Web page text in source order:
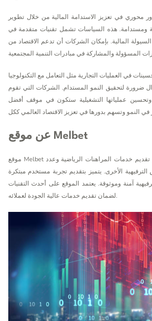
محوري في تعزيز الاستدامة المالية من خلال تطوير
ومستدامة. هذه السياسات تشمل تقنيات متقدمة في
المالية. بإمكان الشركات أن تدعم الاقتصاد من
في العمليات التجارية مثل التعامل مع التكنولوجيا
ضرورة لتحقيق النمو المستدام. الشركات التي تقوم
وتحسين عملياتها التشغيلية ستكون في موقف أفضل
عن موقع Melbet
موقع Melbet هو موقع متخصص في تقديم خدمات المراهنات الرياضية وعدد
الأخرى. يتميز بتقديم تجربة مستخدم مبتكرة
آمنة وموثوقة. يعتمد الموقع على أحدث التقنيات
لضمان تقديم خدمات عالية الجودة لعملائه.